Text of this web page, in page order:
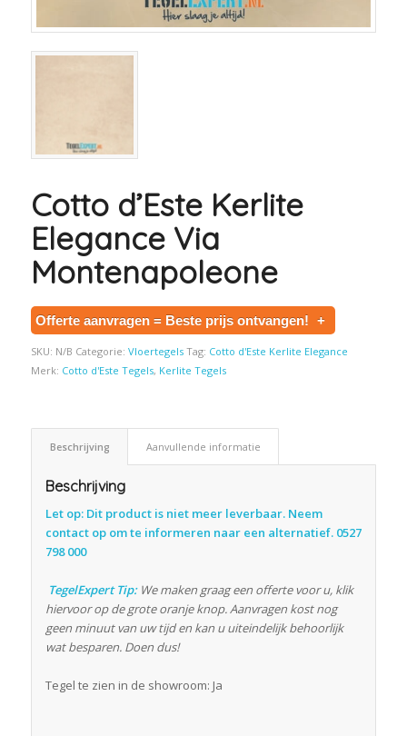
Cotto d’Este Kerlite
Elegance Via
Montenapoleone
Offerte aanvragen = Beste prijs ontvangen! +
SKU: N/B Categorie: Vloertegels Tag: Cotto d'Este Kerlite Elegance
Merk: Cotto d'Este Tegels, Kerlite Tegels
Beschrijving Aanvullende informatie
Beschrijving
Let op: Dit product is niet meer leverbaar. Neem
contact op om te informeren naar een alternatief. 0527
798 000
TegelExpert Tip:We maken graag een offerte voor u, klik
hiervoor op de grote oranje knop. Aanvragen kost nog
geen minuut van uw tijd en kan u uiteindelijk behoorlijk
wat besparen. Doen dus!
Tegel te zien in de showroom: Ja